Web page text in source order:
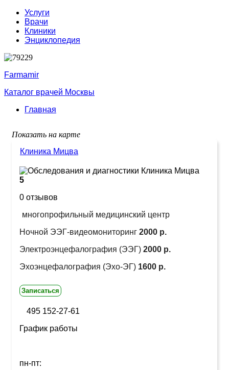
Услуги
Врачи
Клиники
Энциклопедия
Farmamir
Каталог врачей Москвы
Главная
Показать на карте
Клиника Мицва
5
0 отзывов
многопрофильный медицинский центр
Ночной ЭЭГ-видеомониторинг 2000 р.
Электроэнцефалография (ЭЭГ) 2000 р.
Эхоэнцефалография (Эхо-ЭГ) 1600 р.
Записаться
495 152-27-61
График работы
пн-пт: